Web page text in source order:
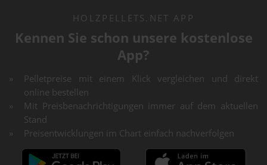
HOLZPELLETS.NET APP
Kennen Sie schon unsere kostenlose
App?
Pelletpreise mit einem Klick vergleichen und direkt
online bestellen
Mit Preisbenachrichtigungen immer auf dem aktuellen
Stand
Preisentwicklungen im Chart einfach nachverfolgen